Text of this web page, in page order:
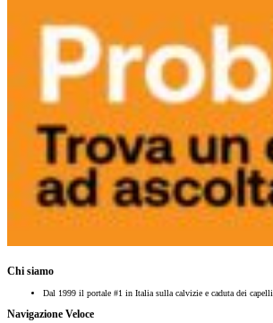
Chi siamo
Dal 1999 il portale #1 in Italia sulla calvizie e caduta dei capelli
Navigazione Veloce